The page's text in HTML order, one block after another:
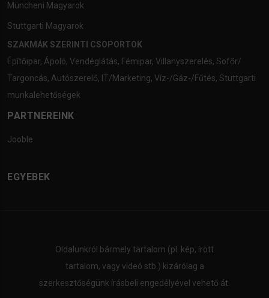
Müncheni Magyarok
Stuttgarti Magyarok
SZAKMÁK SZERINTI CSOPORTOK
Építőipar, Ápoló, Vendéglátás, Fémipar, Villanyszerelés, Sofőr/
Targoncás, Autószerelő, IT/Marketing, Víz-/Gáz-/Fűtés, Stuttgarti
munkalehetőségek
PARTNEREINK
Jooble
EGYEBEK
Oldalunkról bármely tartalom (pl. kép, írott
tartalom, vagy videó stb.) kizárólag a
szerkesztőségünk írásbeli engedélyével vehető át.